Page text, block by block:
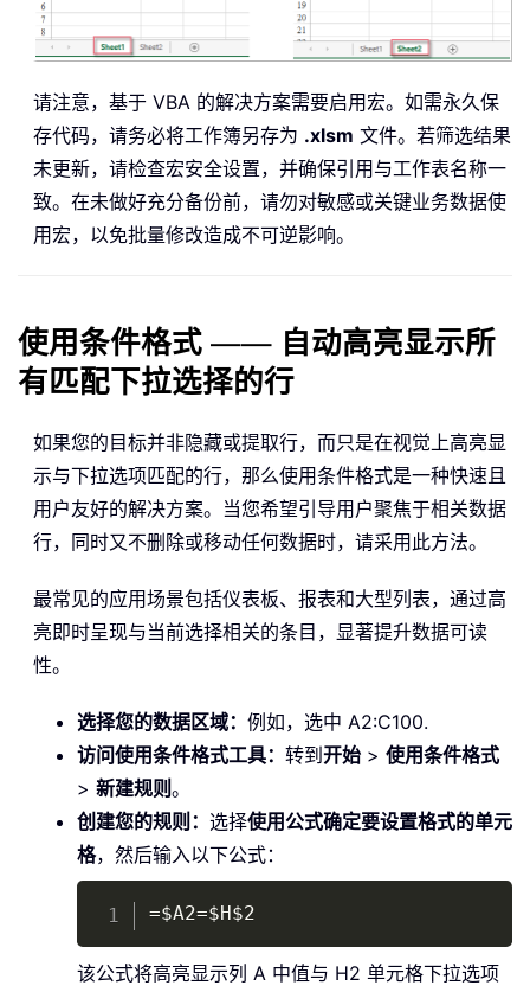
请注意，基于 VBA 的解决方案需要启用宏。如需永久保
存代码，请务必将工作簿另存为 .xlsm 文件。若筛选结果
未更新，请检查宏安全设置，并确保引用与工作表名称一
致。在未做好充分备份前，请勿对敏感或关键业务数据使
用宏，以免批量修改造成不可逆影响。
使用条件格式 —— 自动高亮显示所
有匹配下拉选择的行
如果您的目标并非隐藏或提取行，而只是在视觉上高亮显
示与下拉选项匹配的行，那么使用条件格式是一种快速且
用户友好的解决方案。当您希望引导用户聚焦于相关数据
行，同时又不删除或移动任何数据时，请采用此方法。
最常见的应用场景包括仪表板、报表和大型列表，通过高
亮即时呈现与当前选择相关的条目，显著提升数据可读
性。
选择您的数据区域： 例如，选中 A2:C100.
访问使用条件格式工具： 转到开始 > 使用条件格式
> 新建规则。
创建您的规则： 选择使用公式确定要设置格式的单元
格，然后输入以下公式：
=$A2=$H$2
该公式将高亮显示列 A 中值与 H2 单元格下拉选项